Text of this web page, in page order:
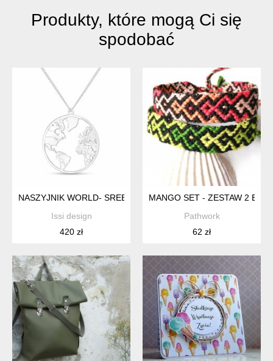
Produkty, które mogą Ci się
spodobać
NASZYJNIK WORLD- SREBRO 925
Issi design
420 zł
MANGO SET - ZESTAW 2
Pathwork
62 zł